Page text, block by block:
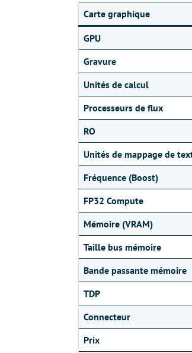
Carte graphique
GPU
Gravure
Unités de calcul
Processeurs de flux
RO
Unités de mappage de
Fréquence (Boost)
FP32 Compute
Mémoire (VRAM)
Taille bus mémoire
Bande passante mémoire
TDP
Connecteur
Prix